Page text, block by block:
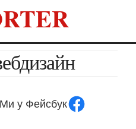
Ми у Фейсбук